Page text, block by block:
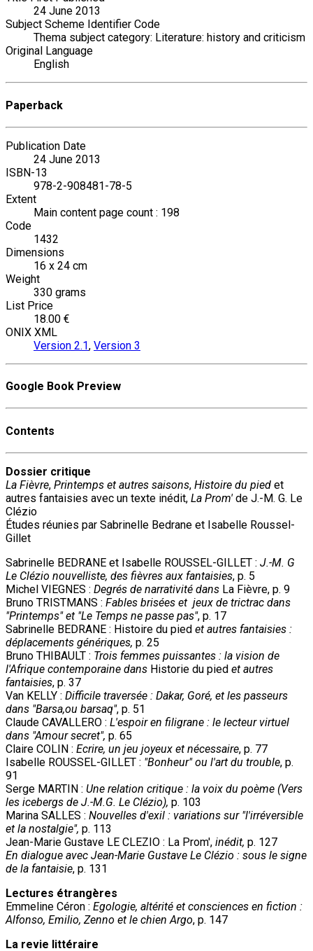
24 June 2013
Subject Scheme Identifier Code
Thema subject category: Literature: history and criticism
Original Language
English
Paperback
Publication Date
24 June 2013
ISBN-13
978-2-908481-78-5
Extent
Main content page count : 198
Code
1432
Dimensions
16 x 24 cm
Weight
330 grams
List Price
18.00 €
ONIX XML
Version 2.1, Version 3
Google Book Preview
Contents
Dossier critique
La Fièvre, Printemps et autres saisons, Histoire du pied et
autres fantaisies avec un texte inédit, La Prom' de J.-M. G. Le
Clézio
Études réunies par Sabrinelle Bedrane et Isabelle Roussel-
Gillet
Sabrinelle BEDRANE et Isabelle ROUSSEL-GILLET : J.-M. G
Le Clézio nouvelliste, des fièvres aux fantaisies, p. 5
Michel VIEGNES : Degrés de narrativité dans La Fièvre, p. 9
Bruno TRISTMANS : Fables brisées et jeux de trictrac dans
"Printemps" et "Le Temps ne passe pas", p. 17
Sabrinelle BEDRANE : Histoire du pied et autres fantaisies :
déplacements génériques, p. 25
Bruno THIBAULT : Trois femmes puissantes : la vision de
l'Afrique contemporaine dans Historie du pied et autres
fantaisies, p. 37
Van KELLY : Difficile traversée : Dakar, Goré, et les passeurs
dans "Barsa,ou barsaq", p. 51
Claude CAVALLERO : L'espoir en filigrane : le lecteur virtuel
dans "Amour secret", p. 65
Claire COLIN : Ecrire, un jeu joyeux et nécessaire, p. 77
Isabelle ROUSSEL-GILLET : "Bonheur" ou l'art du trouble, p.
91
Serge MARTIN : Une relation critique : la voix du poème (Vers
les icebergs de J.-M.G. Le Clézio), p. 103
Marina SALLES : Nouvelles d'exil : variations sur "l'irréversible
et la nostalgie", p. 113
Jean-Marie Gustave LE CLEZIO : La Prom', inédit, p. 127
En dialogue avec Jean-Marie Gustave Le Clézio : sous le signe
de la fantaisie, p. 131
Lectures étrangères
Emmeline Céron : Egologie, altérité et consciences en fiction :
Alfonso, Emilio, Zenno et le chien Argo, p. 147
La revie littéraire